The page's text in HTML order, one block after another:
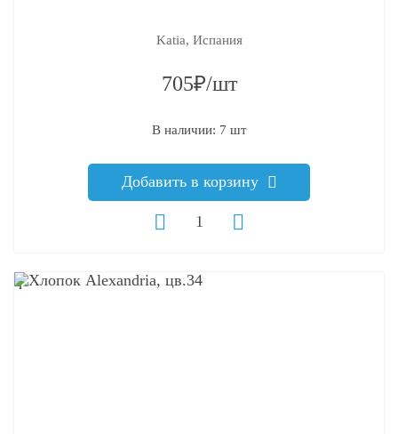
Katia, Испания
705₽/шт
В наличии: 7 шт
Добавить в корзину
q